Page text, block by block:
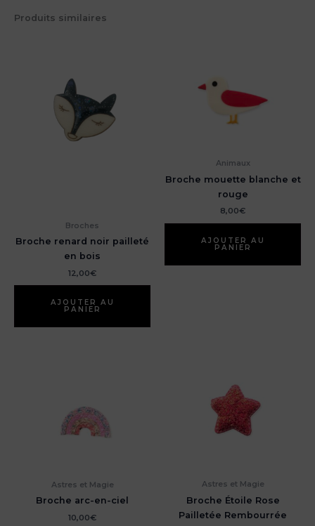
Produits similaires
Broches
Broche renard noir pailleté
en bois
12,00€
AJOUTER AU
PANIER
Animaux
Broche mouette blanche et
rouge
8,00€
AJOUTER AU
PANIER
Astres et Magie
Broche arc-en-ciel
10,00€
Astres et Magie
Broche Étoile Rose
Pailletée Rembourrée